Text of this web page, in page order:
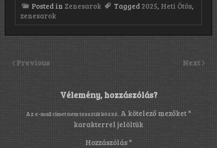
Posted in Zenesarok Tagged 2025, Heti Ötös,
zenesarok
Previous Next
Vélemény, hozzászólás?
Az e-mail címet nem tesszük közzé. A kötelező mezőket *
karakterrel jelöltük
Hozzászólás *